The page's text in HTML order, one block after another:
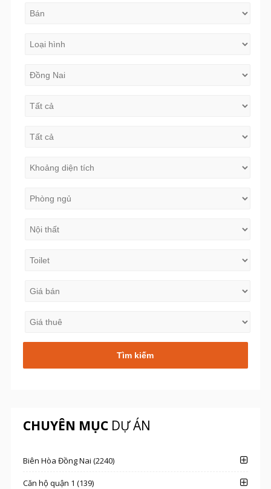
CHUYÊN MỤCDỰ ÁN
Biên Hòa Đồng Nai (2240)
Căn hộ quận 1 (139)